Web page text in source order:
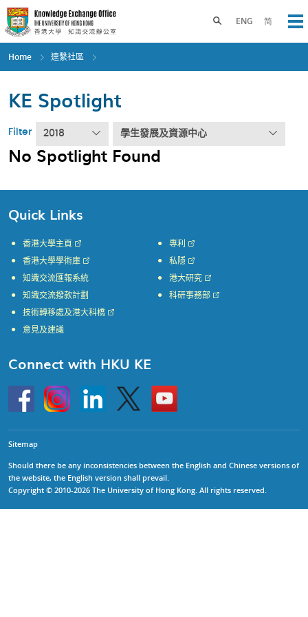
Skip
to
main
content
ENG 简
Toggle search panel
Home 連繫社區
KE Spotlight
Filter 2018 學生發展及資源中心
No Spotlight Found
Quick Links
香港大學主頁
香港大學學術庫
知識交流匯報系統
知識交流撥款計劃
專利
私隱
港大研究
科研事務部
技術轉移處及港大科橋
意見及建議
Connect with HKU KE
HKU
InstagramLinkedin Twitter
Go
to
HKU
Sitemap
Should there be any inconsistencies between the English and Chinese versions of
the website, the English version shall prevail.
Copyright © 2010-2026 The University of Hong Kong. All rights reserved.